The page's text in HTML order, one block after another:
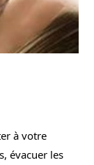
à votre
évacuer les